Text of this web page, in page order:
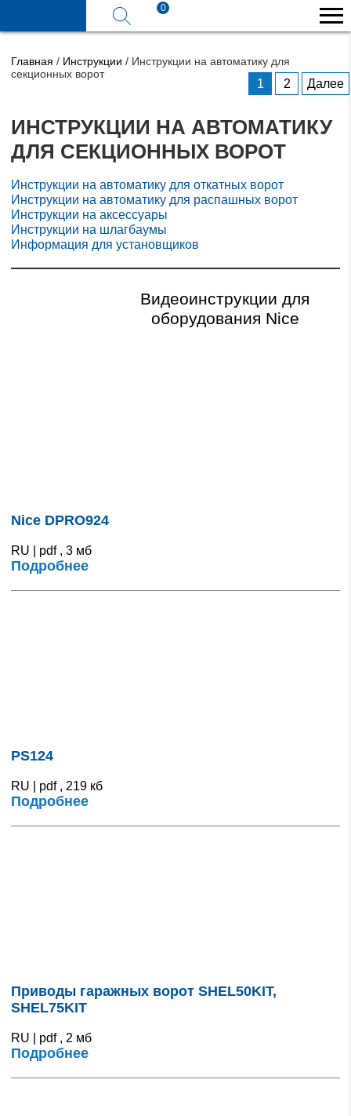
0
Главная / Инструкции / Инструкции на автоматику для
секционных ворот
ИНСТРУКЦИИ НА АВТОМАТИКУ
ДЛЯ СЕКЦИОННЫХ ВОРОТ
Инструкции на автоматику для откатных ворот
Инструкции на автоматику для распашных ворот
Инструкции на аксессуары
Инструкции на шлагбаумы
Информация для установщиков
Видеоинструкции для
оборудования Nice
Nice DPRO924
RU | pdf , 3 мб
Подробнее
PS124
RU | pdf , 219 кб
Подробнее
Приводы гаражных ворот SHEL50KIT,
SHEL75KIT
RU | pdf , 2 мб
Подробнее
Навигация
записям
1 2 Далее